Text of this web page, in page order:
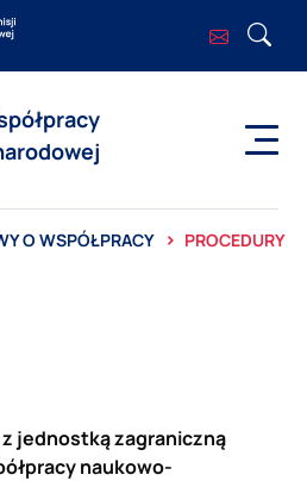
O WSPÓŁPRACY PROCEDURY
jednostką zagraniczną
naukowo-